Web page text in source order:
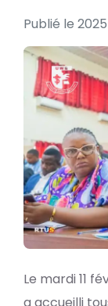
Publié le
Le mardi 11
a accueilli